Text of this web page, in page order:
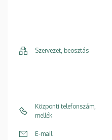
Szervezet, beosztás
Központi telefonszám,
mellék
E-mail